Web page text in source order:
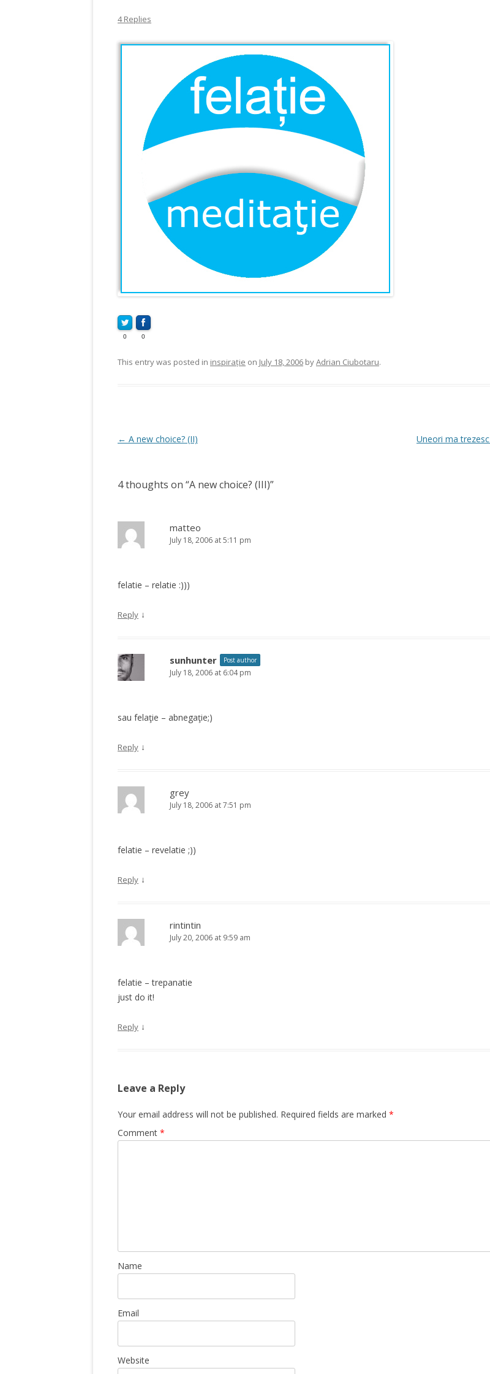
4 Replies
0 0
This entry was posted in inspirație on July 18, 2006 byAdrian Ciubotaru.
Post
← A new choice? (II) Uneori ma trezesc
4 thoughts on “A new choice? (III)”
matteo
July 18, 2006 at 5:11 pm
felatie – relatie :)))
Reply ↓
sunhunter Post author
July 18, 2006 at 6:04 pm
sau felaţie – abnegaţie;)
Reply ↓
grey
July 18, 2006 at 7:51 pm
felatie – revelatie ;))
Reply ↓
rintintin
July 20, 2006 at 9:59 am
felatie – trepanatie
just do it!
Reply ↓
Leave a Reply
Your email address will not be published. Required fields are marked *
Comment *
Name
Email
Website